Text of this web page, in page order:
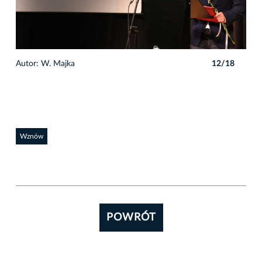
Autor: W. Majka 12/18
Wznów
POWRÓT